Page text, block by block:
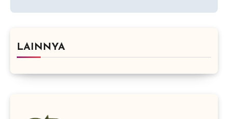
LAINNYA